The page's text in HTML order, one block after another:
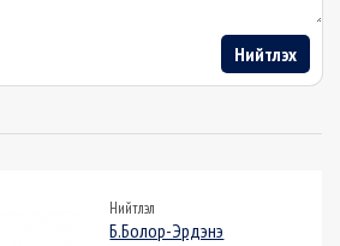
Нийтлэх
Нийтлэл
Б.Болор-Эрдэнэ